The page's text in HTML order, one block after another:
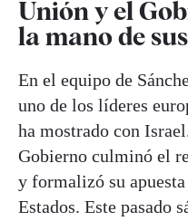
Unión y el
la mano de
En el equipo de
uno de los líderes
ha mostrado con
Gobierno culminó el
y formalizó su
Estados. Este pasado